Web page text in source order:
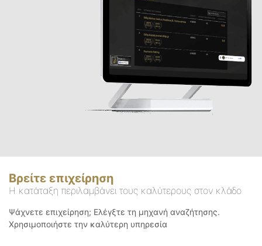
Βρείτε επιχείρηση
Η κατάταξη περιλαμβάνει τους καλύτερους στον κλάδο
Ψάχνετε επιχείρηση; Ελέγξτε τη μηχανή αναζήτησης.
Χρησιμοποιήστε την καλύτερη υπηρεσία